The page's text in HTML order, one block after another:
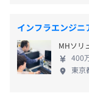
相談の上、ご希
【CPU：corei5
Windowsノート
給与改定 年1回
インフラエンジニ
MHソリ
400
東京